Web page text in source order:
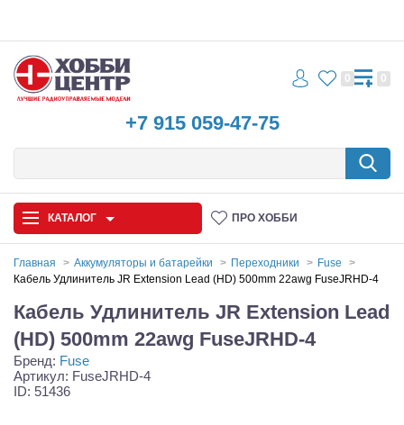
+7 915 059-47-75
0 0
КАТАЛОГ ПРО ХОББИ
Запчасти и аксессуары
Игрушки
Главная Аккумуляторы и батарейки Переходники
Fuse
Кабель Удлинитель JR Extension Lead (HD) 500mm 22awg FuseJRHD-4
Кабель Удлинитель JR Extension Lead
(HD) 500mm 22awg FuseJRHD-4
Бренд: Fuse
Артикул: FuseJRHD-4
ID: 51436